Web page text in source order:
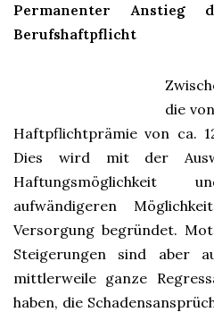
Permanenter
Berufshaftpflicht
die
Haftpflichtprämie von ca.
Dies wird mit der
aufwändigeren
Versorgung begründet.
Steigerungen sind aber
mittlerweile ganze
haben, die